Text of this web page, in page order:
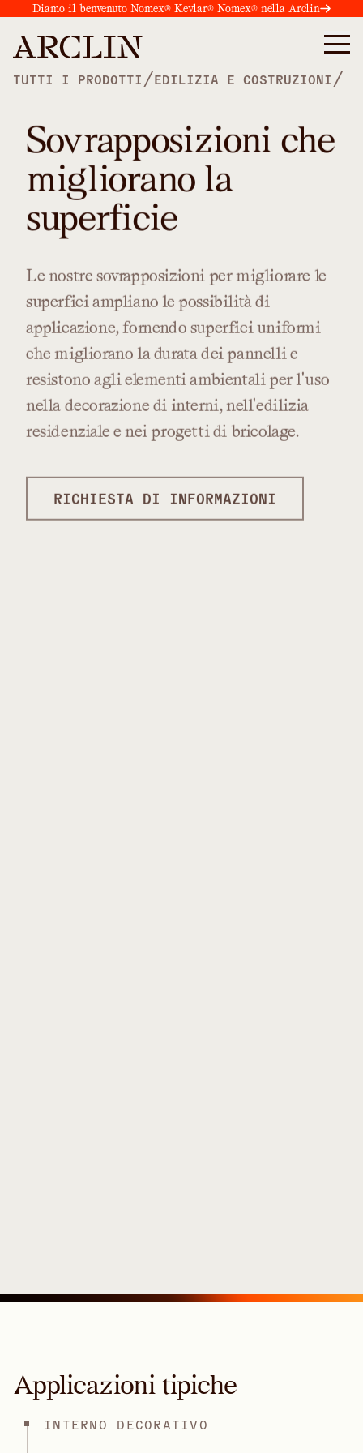
Diamo il benvenuto Nomex® Kevlar® Nomex® nella Arclin
TUTTI I PRODOTTI /EDILIZIA E COSTRUZIONI /
Sovrapposizioni che
migliorano la
superficie
Le nostre sovrapposizioni permigliorare le
superficiampliano le possibilitàdi
applicazione, fornendo superficiuniformi
che migliorano laduratadei pannellie
resistono aglielementiambientali per l'uso
nella decorazione di interni,nell'edilizia
residenziale e nei progettidi bricolage.
RICHIESTA DI INFORMAZIONI
Applicazioni tipiche
INTERNO DECORATIVO